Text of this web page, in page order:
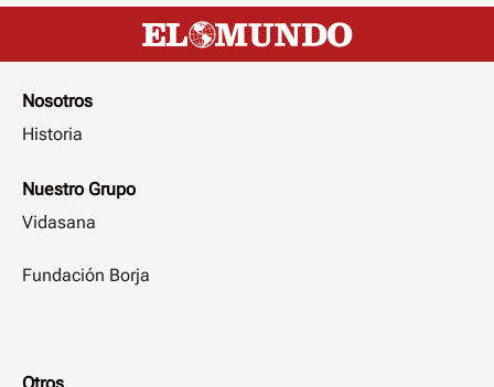
Nosotros
Historia
Nuestro Grupo
Vidasana
Fundación Borja